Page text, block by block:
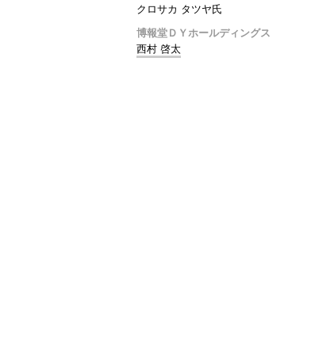
クロサカ タツヤ氏
博報堂ＤＹホールディングス
西村 啓太